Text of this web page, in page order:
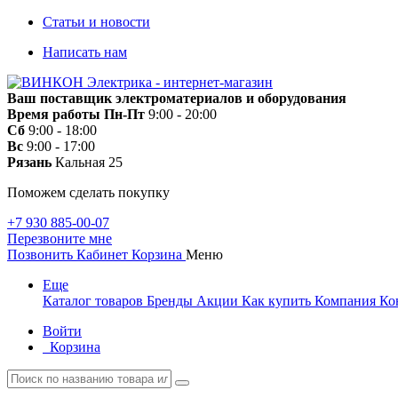
Статьи и новости
Написать нам
Ваш поставщик электроматериалов и оборудования
Время работы Пн-Пт 9:00 - 20:00
Сб 9:00 - 18:00
Вс 9:00 - 17:00
Рязань Кальная 25
Поможем сделать покупку
+7 930 885-00-07
Перезвоните мне
Позвонить Кабинет Корзина Меню
Еще
Каталог товаров Бренды Акции Как купить Компания
Войти
Корзина